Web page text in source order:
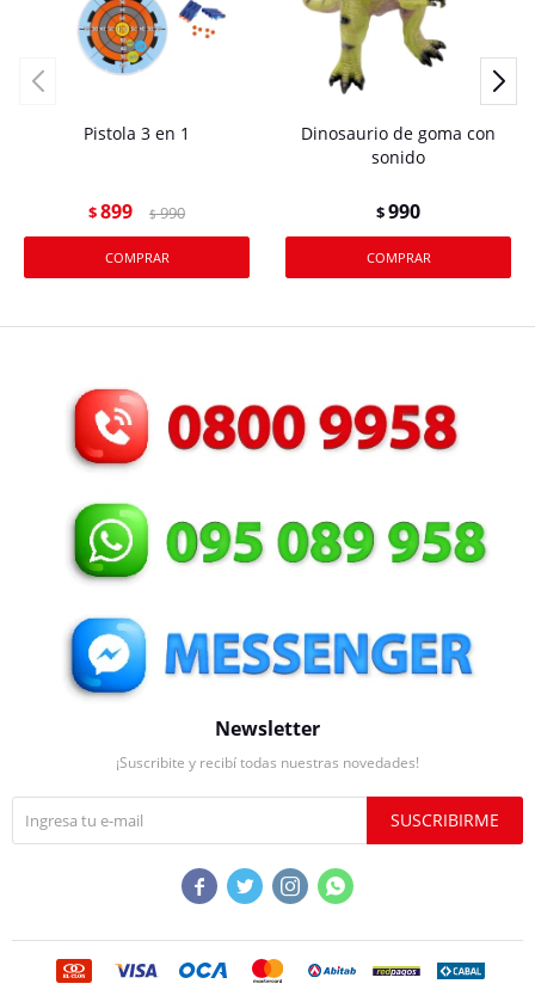
Pistola 3 en 1
$899 $ 990
Dinosaurio de goma con
sonido
$990
Newsletter
¡Suscribite y recibí todas nuestras novedades!
SUSCRIBIRME
   